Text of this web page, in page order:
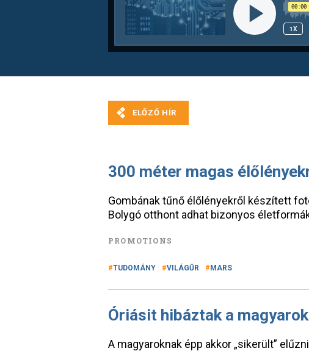
300 méter magas
Gombának tűnő élőlényekről készített
Bolygó otthont adhat bizonyos
PROMOTIONS
TUDOMÁNY VILÁGŰR MARS
Óriásit hibáztak a magyarok
A magyaroknak épp akkor „sikerült”